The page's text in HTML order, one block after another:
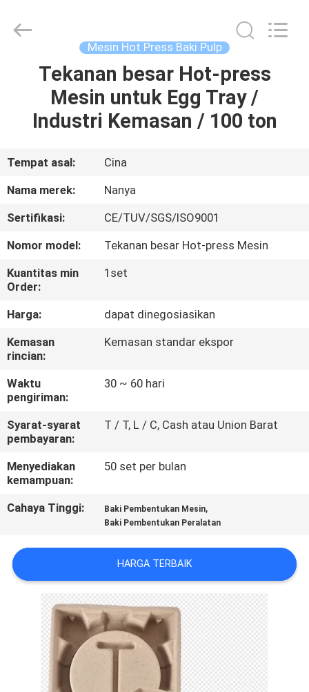
RUMAH
PRODUK
VIDEO
VR
TENTANG
KAMI
TUR
PABRIK
KONTROL
KUALITAS
HUBUNGI
KAMI
BERITA
SITEMAP
PRIVACY
POLICY
Equipment
Mesin Hot Press Baki Pulp
Tekanan besar Hot-press
Mesin untuk Egg Tray /
Industri Kemasan / 100 ton
Tempat asal:
Cina
Nama merek:
Nanya
Sertifikasi:
CE/TUV/SGS/ISO9001
Nomor model:
Tekanan besar Hot-press Mesin
Kuantitas min
Order:
1set
Harga:
dapat dinegosiasikan
Kemasan
rincian:
Kemasan standar ekspor
Waktu
pengiriman:
30 ~ 60 hari
Syarat-syarat
pembayaran:
T / T, L / C, Cash atau Union Barat
Menyediakan
kemampuan:
50 set per bulan
Cahaya Tinggi: Baki Pembentukan Mesin,
Baki Pembentukan Peralatan
HARGA TERBAIK